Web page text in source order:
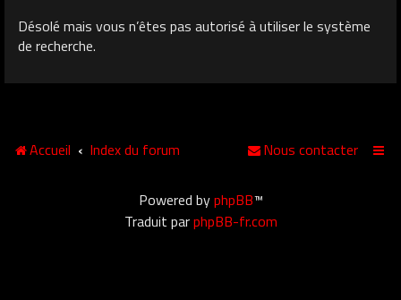
Désolé mais vous n’êtes pas autorisé à utiliser le système
de recherche.
Accueil Index du forum Nous contacter
Powered byphpBB™
Traduit parphpBB-fr.com